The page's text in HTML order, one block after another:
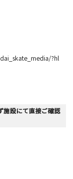
?hl
施設にて直接ご確認